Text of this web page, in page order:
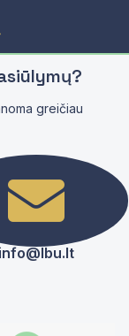
greičiau
info@lbu.lt